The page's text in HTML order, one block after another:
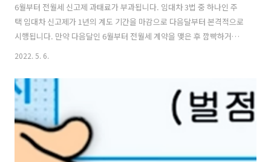
6월부터 전월세 신고제 과태료가 부과됩니다. 임대차 3법 중 하나인 주
택 임대차 신고제가 1년의 계도 기간을 마감으로 다음달부터 본격적으로
시행됩니다. 만약 다음달인 6월부터 전월세 계약을 맺은 후 깜빡하거나
허위 신고로 적발되면 과태료 100만원이 부과가 됩니다. 먼저 전월세 신
로부터 30일 이내에 의무적으로 신고해야하는 제도입니다. 근데 전세,
월세 신고제가 왜 중요할까요?? 6월부터 새로 계약하시는 분들 모두 해
당되고, 집주인, 세입자 둘중에 한명이라도 신고하면 되지만 만약이라도
둘다 신고하지 않을 경우는 각각 과태료를 납부해야하는 상황이 생깁니
다. 그래서 수도권, 광역시 등 각 도의 시 지역에서는 임대차보증금 6천
만원을 초과하거..
2022. 5. 6.